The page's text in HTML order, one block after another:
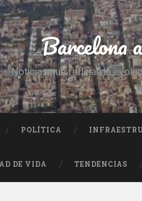
Barcelona
Noticias que reflejan la
POLÍTICA
DE VIDA TENDENCIAS